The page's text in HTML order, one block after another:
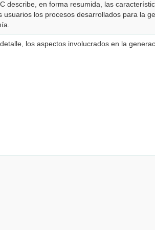
describe, en forma resumida, las
los procesos desarrollados para la
los aspectos involucrados en la